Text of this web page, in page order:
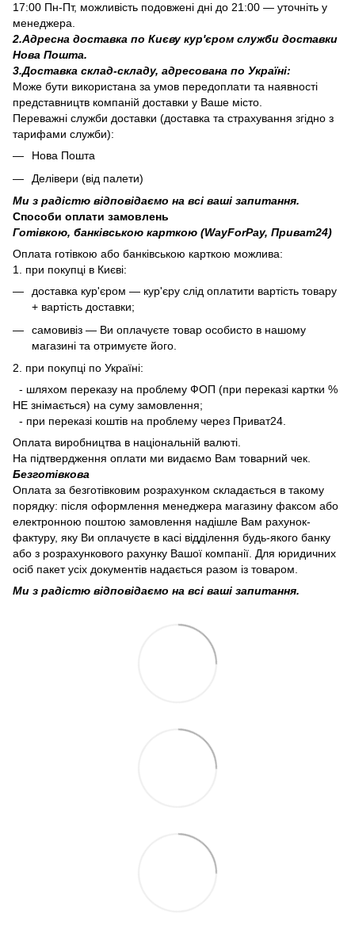
17:00 Пн-Пт, можливість подовжені дні до 21:00 — уточніть у
менеджера.
2.Адресна доставка по Києву кур'єром служби доставки
Нова Пошта.
3.Доставка склад-складу, адресована по Україні:
Може бути використана за умов передоплати та наявності
представництв компаній доставки у Ваше місто.
Переважні служби доставки (доставка та страхування згідно з
тарифами служби):
Нова Пошта
Делівери (від палети)
Ми з радістю відповідаємо на всі ваші запитання.
Способи оплати замовлень
Готівкою, банківською карткою (WayForPay, Приват24)
Оплата готівкою або банківською карткою можлива:
1. при покупці в Києві:
доставка кур'єром — кур'єру слід оплатити вартість товару
+ вартість доставки;
самовивіз — Ви оплачуєте товар особисто в нашому
магазині та отримуєте його.
2. при покупці по Україні:
- шляхом переказу на проблему ФОП (при переказі картки %
НЕ знімається) на суму замовлення;
- при переказі коштів на проблему через Приват24.
Оплата виробництва в національній валюті.
На підтвердження оплати ми видаємо Вам товарний чек.
Безготівкова
Оплата за безготівковим розрахунком складається в такому
порядку: після оформлення менеджера магазину факсом або
електронною поштою замовлення надішле Вам рахунок-
фактуру, яку Ви оплачуєте в касі відділення будь-якого банку
або з розрахункового рахунку Вашої компанії. Для юридичних
осіб пакет усіх документів надається разом із товаром.
Ми з радістю відповідаємо на всі ваші запитання.